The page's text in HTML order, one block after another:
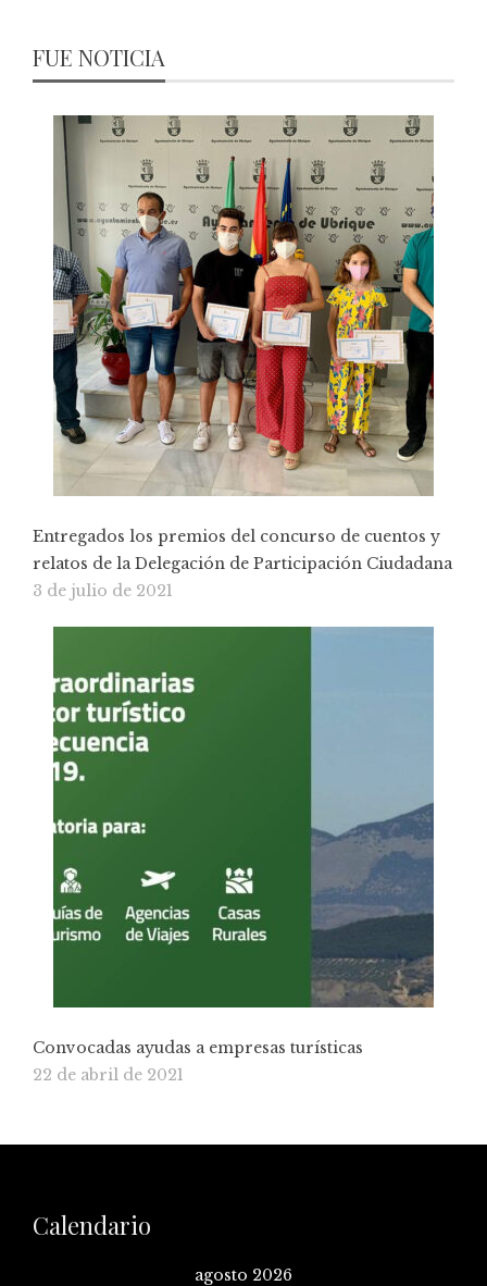
FUE NOTICIA
Entregados los premios del concurso de cuentos y
relatos de la Delegación de Participación Ciudadana
3 de julio de 2021
Convocadas ayudas a empresas turísticas
22 de abril de 2021
Calendario
agosto 2026